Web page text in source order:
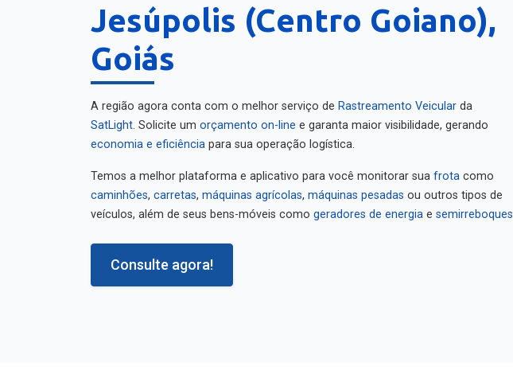
Jesúpolis (Centro Goiano),
Goiás
A região agora conta com o melhor serviço de Rastreamento Veicular da
SatLight . Solicite um orçamento on-line e garanta maior visibilidade, gerando
economia e eficiência para sua operação logística.
Temos a melhor plataforma e aplicativo para você monitorar sua frota como
caminhões carretas máquinas agrícolas máquinas pesadas ou outros tipos de
veículos, além de seus bens-móveis como geradores de energia e semirreboques
Consulte agora!